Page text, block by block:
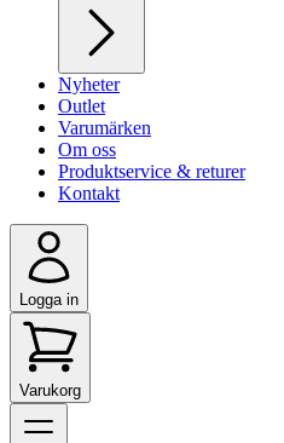
Nyheter
Outlet
Varumärken
Om oss
Produktservice & returer
Kontakt
Logga in
Varukorg